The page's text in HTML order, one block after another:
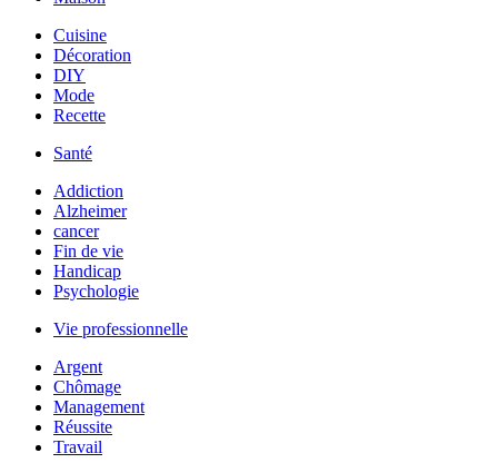
Cuisine
Décoration
DIY
Mode
Recette
Santé
Addiction
Alzheimer
cancer
Fin de vie
Handicap
Psychologie
Vie professionnelle
Argent
Chômage
Management
Réussite
Travail